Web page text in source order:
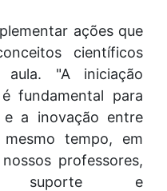
ações que
científicos
"A iniciação
fundamental para
e a inovação entre
tempo, em
professores,
suporte e